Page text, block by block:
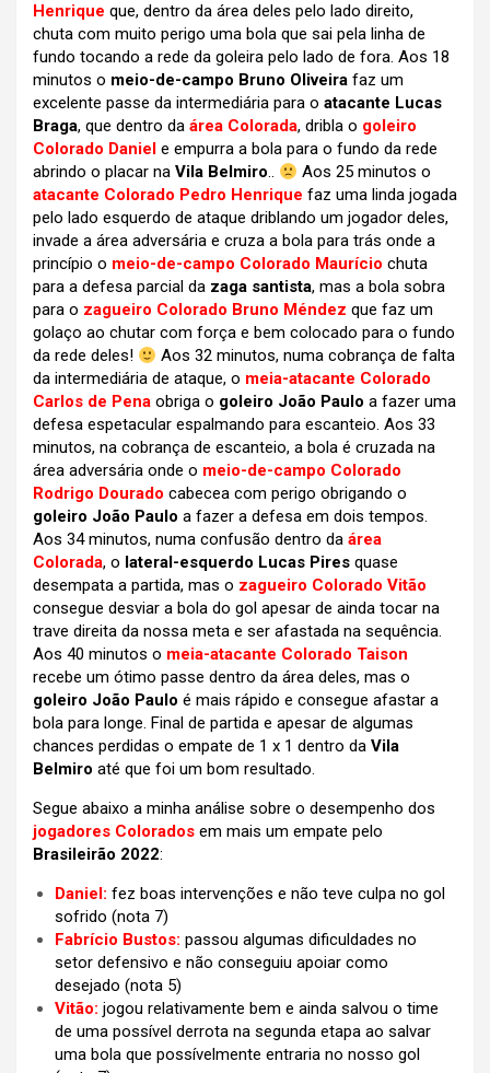
Henrique que, dentro da área deles pelo lado direito,
chuta com muito perigo uma bola que sai pela linha de
fundo tocando a rede da goleira pelo lado de fora. Aos 18
minutos o meio-de-campo Bruno Oliveira faz um
excelente passe da intermediária para o atacante Lucas
Braga, que dentro da área Colorada, dribla o goleiro
Colorado Daniel e empurra a bola para o fundo da rede
abrindo o placar na Vila Belmiro..
Aos 25 minutos o
atacante Colorado Pedro Henrique faz uma linda jogada
pelo lado esquerdo de ataque driblando um jogador deles,
invade a área adversária e cruza a bola para trás onde a
princípio o meio-de-campo Colorado Maurício chuta
para a defesa parcial da zaga santista, mas a bola sobra
para o zagueiro Colorado Bruno Méndez que faz um
golaço ao chutar com força e bem colocado para o fundo
da rede deles!
Aos 32 minutos, numa cobrança de falta
da intermediária de ataque, o meia-atacante Colorado
Carlos de Pena obriga o goleiro João Paulo a fazer uma
defesa espetacular espalmando para escanteio. Aos 33
minutos, na cobrança de escanteio, a bola é cruzada na
área adversária onde o meio-de-campo Colorado
Rodrigo Dourado cabecea com perigo obrigando o
goleiro João Paulo a fazer a defesa em dois tempos.
Aos 34 minutos, numa confusão dentro da área
Colorada, o lateral-esquerdo Lucas Pires quase
desempata a partida, mas o zagueiro Colorado Vitão
consegue desviar a bola do gol apesar de ainda tocar na
trave direita da nossa meta e ser afastada na sequência.
Aos 40 minutos o meia-atacante Colorado Taison
recebe um ótimo passe dentro da área deles, mas o
goleiro João Paulo é mais rápido e consegue afastar a
bola para longe. Final de partida e apesar de algumas
chances perdidas o empate de 1 x 1 dentro da Vila
Belmiro até que foi um bom resultado.
Segue abaixo a minha análise sobre o desempenho dos
jogadores Colorados em mais um empate pelo
Brasileirão 2022:
Daniel: fez boas intervenções e não teve culpa no gol
sofrido (nota 7)
Fabrício Bustos: passou algumas dificuldades no
setor defensivo e não conseguiu apoiar como
desejado (nota 5)
Vitão: jogou relativamente bem e ainda salvou o time
de uma possível derrota na segunda etapa ao salvar
uma bola que possívelmente entraria no nosso gol